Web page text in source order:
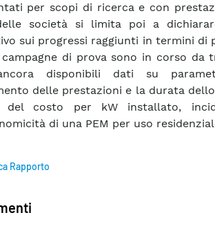
per scopi di ricerca e con
società si limita poi a
sui progressi raggiunti in termini di
campagne di prova sono in corso da
disponibili dati su
delle prestazioni e la durata
del costo per kW installato,
di una PEM per uso
Rapporto